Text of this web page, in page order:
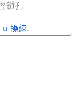
鑽孔
u 操練.